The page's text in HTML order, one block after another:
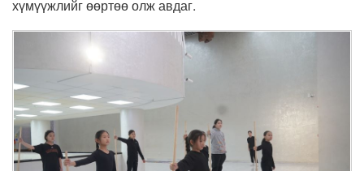
хүмүүжлийг өөртөө олж авдаг.